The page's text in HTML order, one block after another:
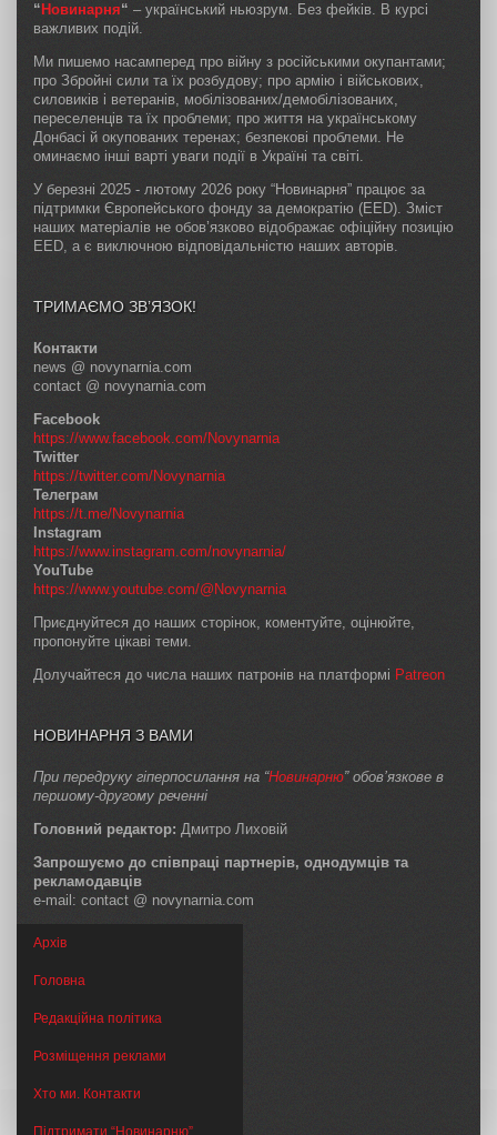
“ Новинарня“ – український ньюзрум. Без фейків. В курсі
важливих подій.
Ми пишемо насамперед про війну з російськими окупантами;
про Збройні сили та їх розбудову; про армію і військових,
силовиків і ветеранів, мобілізованих/демобілізованих,
переселенців та їх проблеми; про життя на українському
Донбасі й окупованих теренах; безпекові проблеми. Не
оминаємо інші варті уваги події в Україні та світі.
У березні 2025 - лютому 2026 року “Новинарня” працює за
підтримки Європейського фонду за демократію (EED). Зміст
наших матеріалів не обов’язково відображає офіційну позицію
EED, а є виключною відповідальністю наших авторів.
ТРИМАЄМО ЗВ’ЯЗОК!
Контакти
news @ novynarnia.com
contact @ novynarnia.com
Facebook
https://www.facebook.com/Novynarnia
Twitter
https://twitter.com/Novynarnia
Телеграм
https://t.me/Novynarnia
Instagram
https://www.instagram.com/novynarnia/
YouTube
https://www.youtube.com/@Novynarnia
Приєднуйтеся до наших сторінок, коментуйте, оцінюйте,
пропонуйте цікаві теми.
Долучайтеся до числа наших патронів на платформі Patreon
НОВИНАРНЯ З ВАМИ
При передруку гіперпосилання на “Новинарню” обов’язкове в
першому-другому реченні
Головний редактор: Дмитро Лиховій
Запрошуємо до співпраці партнерів, однодумців та
рекламодавців
e-mail: contact @ novynarnia.com
Архів
Головна
Редакційна політика
Розміщення реклами
Хто ми. Контакти
Підтримати “Новинарню”